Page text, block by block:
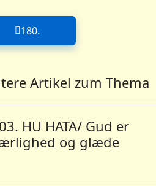
Forrige artikel: 180.
180.
Artikel zum Thema
HU HATA/ Gud er
og glæde